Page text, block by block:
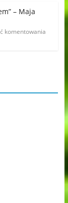
– Maja
komentowania